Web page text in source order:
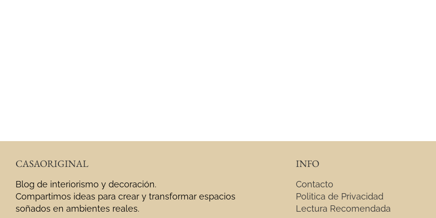
CASAORIGINAL
Blog de interiorismo y decoración.
Compartimos ideas para crear y transformar espacios
soñados en ambientes reales.
INFO
Contacto
Politica de Privacidad
Lectura Recomendada